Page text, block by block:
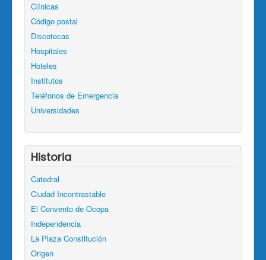
Clínicas
Código postal
Discotecas
Hospitales
Hoteles
Institutos
Teléfonos de Emergencia
Universidades
Historia
Catedral
Ciudad Incontrastable
El Convento de Ocopa
Independencia
La Plaza Constitución
Origen